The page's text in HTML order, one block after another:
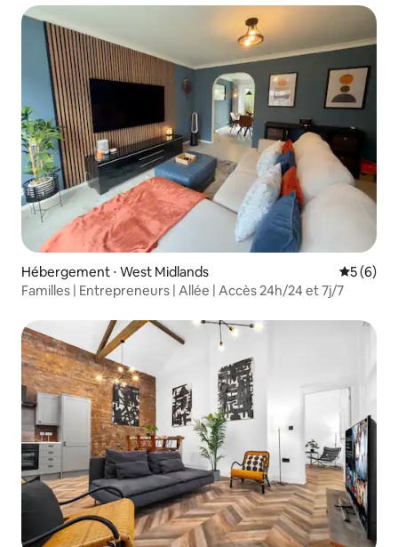
Hébergement ⋅ West Midlands
5 (6)
Familles | Entrepreneurs | Allée | Accès 24h/24 et 7j/7